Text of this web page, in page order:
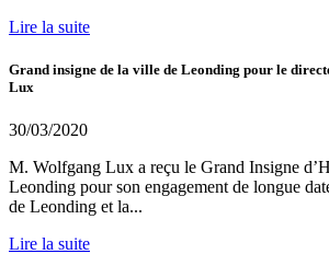
Lire la suite
Grand insigne de la ville de Leonding pour le
Lux
30/03/2020
M. Wolfgang Lux a reçu le Grand Insigne
Leonding pour son engagement de longue
de Leonding et la...
Lire la suite